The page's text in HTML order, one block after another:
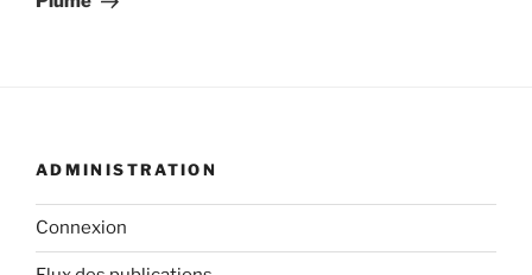
ADMINISTRATION
Connexion